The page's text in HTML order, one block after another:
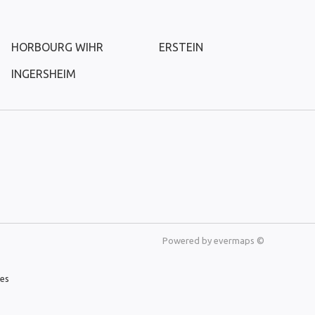
HORBOURG WIHR
INGERSHEIM
ERSTEIN
Powered by evermaps ©